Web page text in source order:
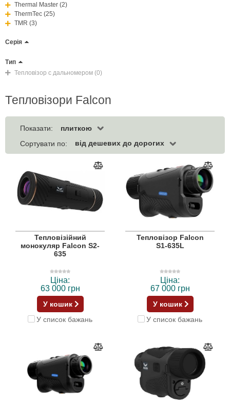
Thermal Master (2)
ThermTec (25)
TMR (3)
Серія
Тип
Тепловiзор с дальномером (0)
Тепловізори Falcon
Показати:
плиткою
Сортувати по:
від дешевих до дорогих
Тепловізійний
монокуляр Falcon S2-
635
Ціна:
63 000 грн
У кошик
У список бажань
Тепловізор Falcon
S1-635L
Ціна:
67 000 грн
У кошик
У список бажань